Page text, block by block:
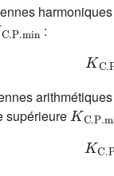
.P.min
:
KC.
supérieure
KC.P.
KC.P